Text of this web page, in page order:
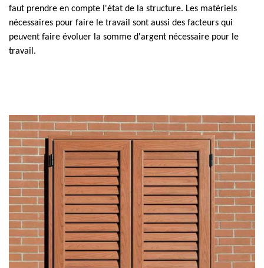
faut prendre en compte l'état de la structure. Les matériels
nécessaires pour faire le travail sont aussi des facteurs qui
peuvent faire évoluer la somme d'argent nécessaire pour le
travail.